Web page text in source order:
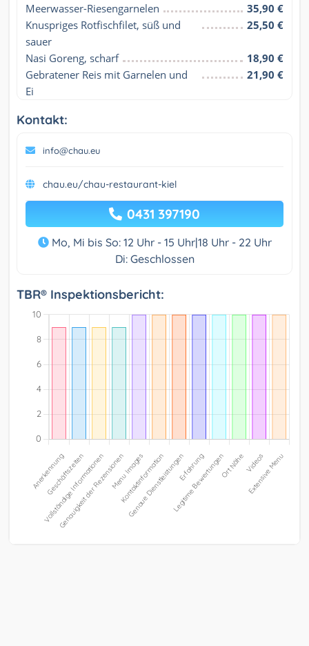
Meerwasser-Riesengarnelen
35,90 €
Knuspriges Rotfischfilet, süß und
sauer
25,50 €
Nasi Goreng, scharf
18,90 €
Gebratener Reis mit Garnelen und
Ei
21,90 €
Kontakt:
info@chau.eu
chau.eu/chau-restaurant-kiel
0431 397190
Mo, Mi bis So: 12 Uhr - 15 Uhr|18 Uhr - 22 Uhr
Di: Geschlossen
TBR® Inspektionsbericht: